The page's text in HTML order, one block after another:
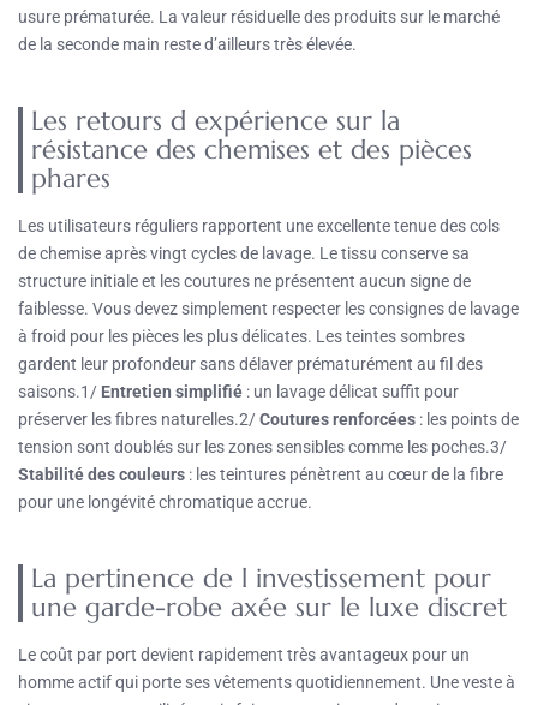
usure prématurée. La valeur résiduelle des produits sur le marché
de la seconde main reste d’ailleurs très élevée.
Les retours d expérience sur la
résistance des chemises et des pièces
phares
Les utilisateurs réguliers rapportent une excellente tenue des cols
de chemise après vingt cycles de lavage. Le tissu conserve sa
structure initiale et les coutures ne présentent aucun signe de
faiblesse. Vous devez simplement respecter les consignes de lavage
à froid pour les pièces les plus délicates. Les teintes sombres
gardent leur profondeur sans délaver prématurément au fil des
saisons.1/ Entretien simplifié : un lavage délicat suffit pour
préserver les fibres naturelles.2/Coutures renforcées : les points de
tension sont doublés sur les zones sensibles comme les poches.3/
Stabilité des couleurs : les teintures pénètrent au cœur de la fibre
pour une longévité chromatique accrue.
La pertinence de l investissement pour
une garde-robe axée sur le luxe discret
Le coût par port devient rapidement très avantageux pour un
homme actif qui porte ses vêtements quotidiennement. Une veste à